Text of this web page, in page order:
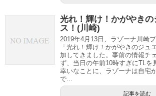
光れ！輝け！かがやきの
ス！(川崎)
2019年4月13日、ラゾーナ川崎
「光れ！輝け！かがやきのジュ
加してきました。事前の情報チ
ず、当日の午前10時すぎにTLを
幸いなことに、ラゾーナは自宅
で...
記事を読む